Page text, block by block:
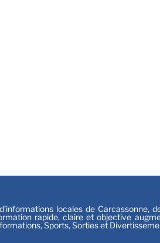
locales de Carcassonne,
rapide, claire et objective
Sports, Sorties et